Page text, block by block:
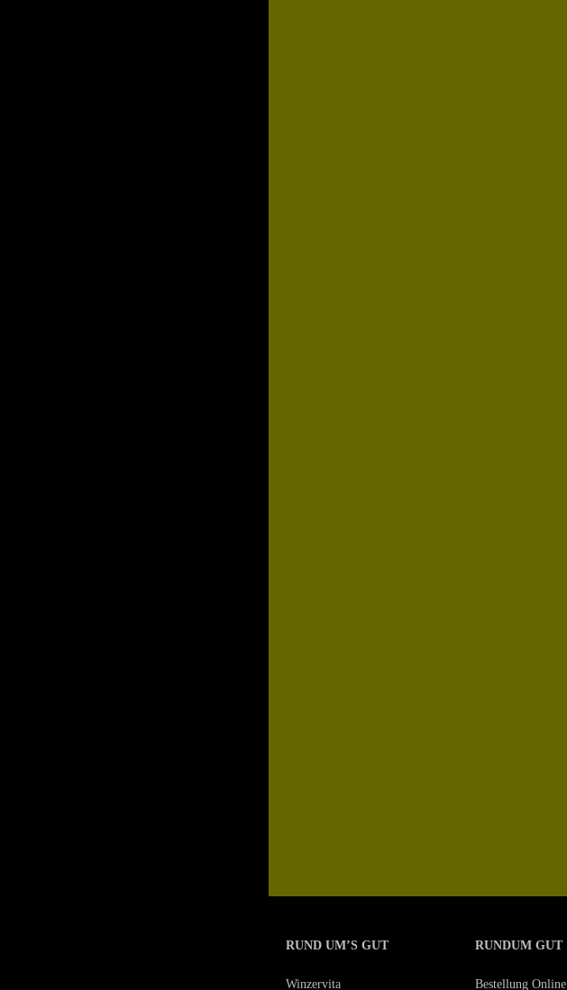
RUND UM’S GUT
Winzervita
RUNDUM GUT
Bestellung Online